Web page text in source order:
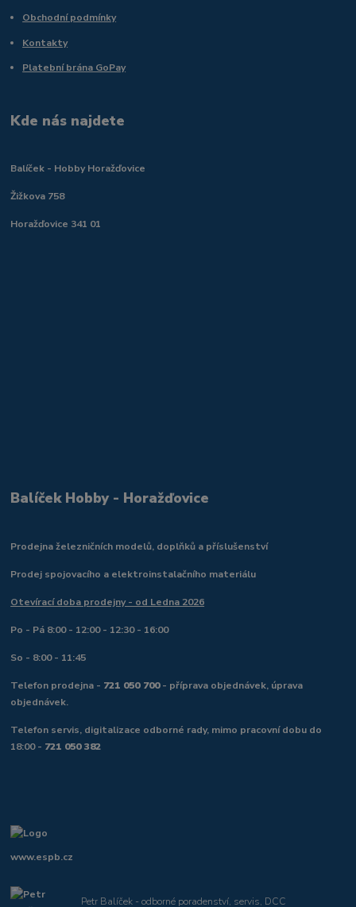
Obchodní podmínky
Kontakty
Platební brána GoPay
Kde nás najdete
Balíček - Hobby Horažďovice
Žižkova 758
Horažďovice 341 01
Balíček Hobby - Horažďovice
Prodejna železničních modelů, doplňků a příslušenství
Prodej spojovacího a elektroinstalačního materiálu
Otevírací doba prodejny - od Ledna 2026
Po - Pá 8:00 - 12:00 - 12:30 - 16:00
So - 8:00 - 11:45
Telefon prodejna - 721 050 700- příprava objednávek, úprava
objednávek.
Telefon servis, digitalizace odborné rady, mimo pracovní dobu do
18:00 - 721 050 382
www.espb.cz
Petr Balíček - odborné poradenství, servis, DCC